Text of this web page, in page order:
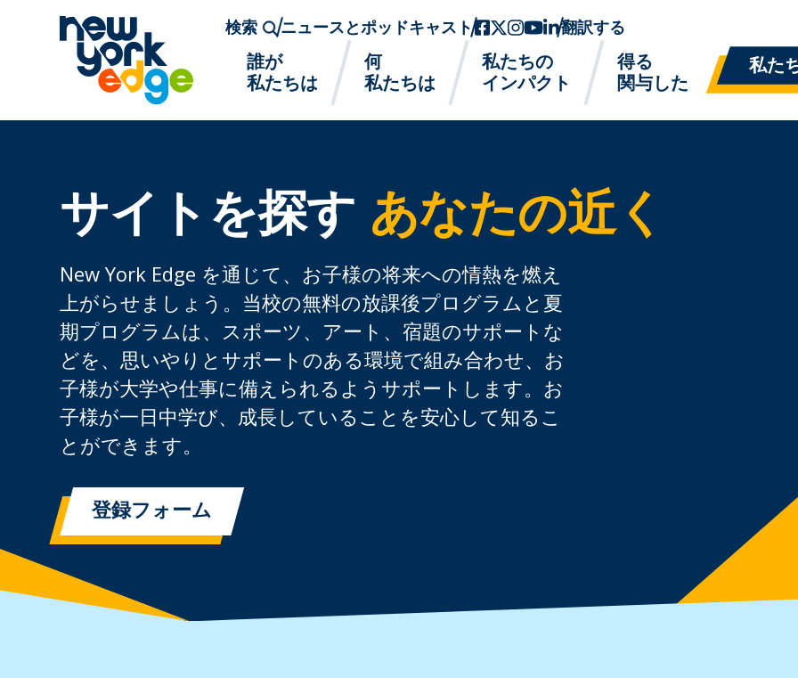
メインコンテンツへスキップ
検索 ニュースとポッドキャストフェイスブック
ツイッターx
インスタグラム
ユーチューブ
リンクトイン
翻訳する
誰が
私たちは
何
私たちは
私たちの
インパクト
得る
関与した
私た
サイトを探す あなたの近く
New York Edge を通じて、お子様の将来への情熱を燃え
上がらせましょう。当校の無料の放課後プログラムと夏
期プログラムは、スポーツ、アート、宿題のサポートな
どを、思いやりとサポートのある環境で組み合わせ、お
子様が大学や仕事に備えられるようサポートします。お
子様が一日中学び、成長していることを安心して知るこ
とができます。
登録フォーム